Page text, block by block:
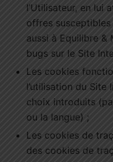
l’Utilisateur, en lui
offres susceptibles
aussi à Equilibre &
bugs sur le Site
Les cookies
l’utilisation du
choix introduits
ou la langue) ;
Les cookies de
des cookies de